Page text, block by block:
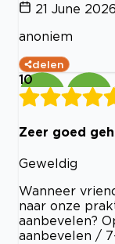
21 June 2026
anoniem
delen
10
Zeer goed
Geweldig
Wanneer
naar onze
aanbevelen?
aanbevelen /